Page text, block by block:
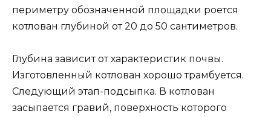
периметру обозначенной площадки роется
котлован глубиной от 20 до 50 сантиметров.
Глубина зависит от характеристик почвы.
Изготовленный котлован хорошо трамбуется.
Следующий этап-подсыпка. В котлован
засыпается гравий, поверхность которого